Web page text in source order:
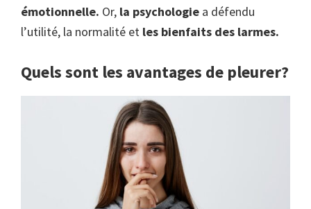
émotionnelle. Or, la psychologie a défendu
l’utilité, la normalité et les bienfaits des larmes.
Quels sont les avantages de pleurer?